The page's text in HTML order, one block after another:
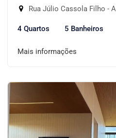
Rua Júlio Cassola Filho -
4 Quartos 5 Banheiros
Mais informações